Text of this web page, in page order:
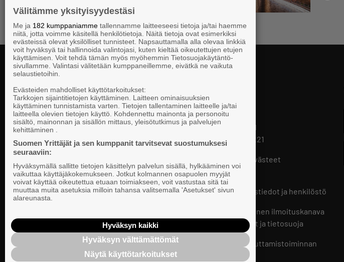
Valtakunnallista, alueellista ja paikallista
vaikuttamista pk-yrittäjien puolesta.
Suomen Yrittäjät
PL 999, 00101 HELSINKI
Puhelinvaihde 09 229 221
Tietosuojaseloste ja evästeet
Evästeasetukset
Keskusjärjestön yhteystiedot ja henkilöstö
Suomen Yrittäjien sisäinen ilmoituskanava
Ilmoituskanavan ohjeet ja tietosuoja
Suomen Yrittäjien vaikuttamistoiminnan
tietosuojaseloste
Välitämme yksityisyydestäsi
Me ja 182 kumppaniamme tallennamme laitteeseesi tietoja ja/tai haemme
niitä, jotta voimme käsitellä henkilötietoja. Näitä tietoja ovat esimerkiksi
evästeissä olevat yksilölliset tunnisteet. Napsauttamalla alla olevaa linkkiä
voit hyväksyä tai hallinnoida valintojasi, kuten kieltää oikeutettujen etujen
käyttämisen. Voit tehdä tämän myös myöhemmin Tietosuojakäytäntö-
sivullamme. Valintasi välitetään kumppaneillemme, eivätkä ne vaikuta
selaustietoihin.
Evästeiden mahdolliset käyttötarkoitukset:
Tarkkojen sijaintitietojen käyttäminen. Laitteen ominaisuuksien
käyttäminen tunnistamista varten. Tietojen tallentaminen laitteelle ja/tai
laitteella olevien tietojen käyttö. Kohdennettu mainonta ja personoitu
sisältö, mainonnan ja sisällön mittaus, yleisötutkimus ja palvelujen
kehittäminen .
Suomen Yrittäjät ja sen kumppanit tarvitsevat suostumuksesi
seuraaviin:
Hyväksymällä sallitte tietojen käsittelyn palvelun sisällä, hylkääminen voi
vaikuttaa käyttäjäkokemukseen. Jotkut kolmannen osapuolen myyjät
voivat käyttää oikeutettua etuaan toimiakseen, voit vastustaa sitä tai
muuttaa muita asetuksia milloin tahansa valitsemalla 'Asetukset' sivun
alareunasta.
Hyväksyn kaikki
Hyväksyn välttämättömät
Näytä käyttötarkoitukset